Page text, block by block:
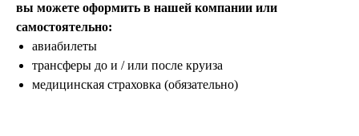
вы можете оформить в нашей компании или
самостоятельно:
авиабилеты
трансферы до и / или после круиза
медицинская страховка (обязательно)
© 2026 #Летайотдыхай
Согласие на обработку персональных данных
Политика конфиденциальности
Пользовательское соглашение